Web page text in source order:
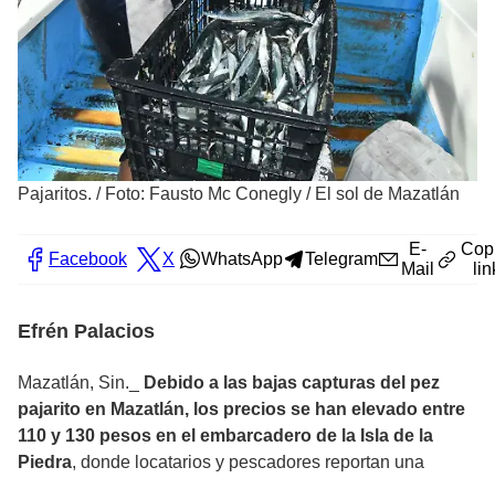
Pajaritos. / Foto: Fausto Mc Conegly / El sol de Mazatlán
Facebook X WhatsApp Telegram
E-
Mail
Efrén Palacios
Mazatlán, Sin._
Debido a las bajas capturas del pez
pajarito en Mazatlán, los precios se han elevado entre
110 y 130 pesos en el embarcadero de la Isla de la
Piedra, donde locatarios y pescadores reportan una